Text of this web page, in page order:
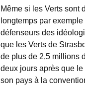
Même si les Verts sont
longtemps par
défenseurs des
que les Verts de
de plus de 2,5 millions
deux jours après que
son pays à la